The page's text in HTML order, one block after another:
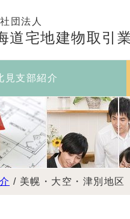
団法人
道宅地建物取引
見支部紹介
/ 美幌・大空・津別地区